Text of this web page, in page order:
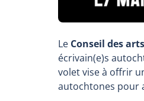
Le Conseil des
écrivain(e)s
volet vise à offrir
autochtones pour